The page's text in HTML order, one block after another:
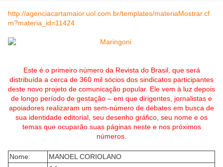
http://agenciacartamaior.uol.com.br/templates/materiaMostrar.cf
m?materia_id=11424
Este é o primeiro número da Revista do Brasil, que será
distribuída a cerca de 360 mil sócios dos sindicatos participantes
deste novo projeto de comunicação popular. Ele vem à luz depois
de longo período de gestação – em que dirigentes, jornalistas e
apoiadores realizaram um sem-número de debates em busca de
sua identidade editorial, seu desenho gráfico, seu nome e os
temas que ocuparão suas páginas neste e nos próximos
números.
Nome:
MANOEL CORIOLANO